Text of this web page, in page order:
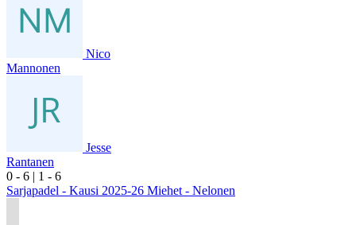
Nico
Mannonen
Jesse
Rantanen
0 - 6 | 1 - 6
Sarjapadel - Kausi 2025-26 Miehet - Nelonen